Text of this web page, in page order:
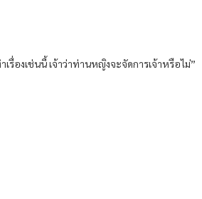
รื่องเช่นนี้ เจ้าว่าท่านหญิงจะจัดการเจ้าหรือไม่”